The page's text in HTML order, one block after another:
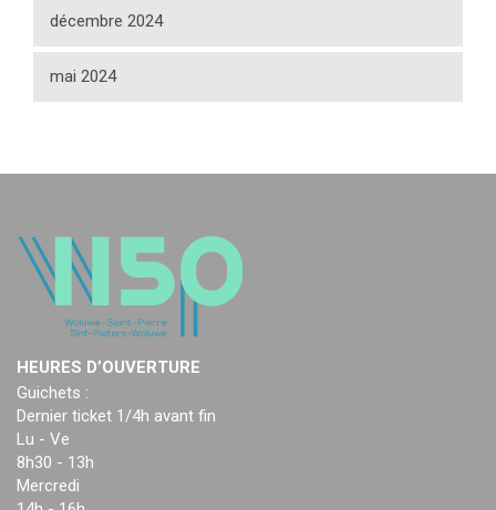
décembre 2024
mai 2024
HEURES D’OUVERTURE
Guichets :
Dernier ticket 1/4h avant fin
Lu - Ve
8h30 - 13h
Mercredi